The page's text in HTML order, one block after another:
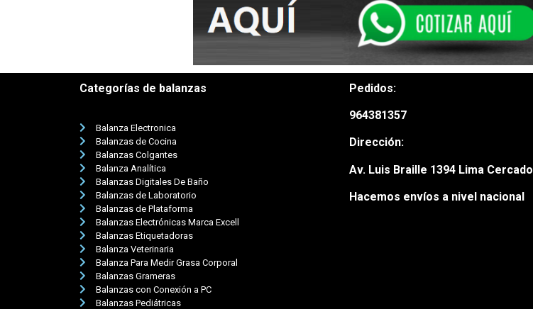
Categorías de balanzas
Balanza Electronica
Balanzas de Cocina
Balanzas Colgantes
Balanza Analítica
Balanzas Digitales De Baño
Balanzas de Laboratorio
Balanzas de Plataforma
Balanzas Electrónicas Marca Excell
Balanzas Etiquetadoras
Balanza Veterinaria
Balanza Para Medir Grasa Corporal
Balanzas Grameras
Balanzas con Conexión a PC
Balanzas Pediátricas
Pedidos:
964381357
Dirección:
Av. Luis Braille 1394 Lima Cercado
Hacemos envíos a nivel nacional